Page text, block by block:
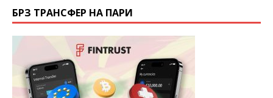
БРЗ ТРАНСФЕР НА ПАРИ